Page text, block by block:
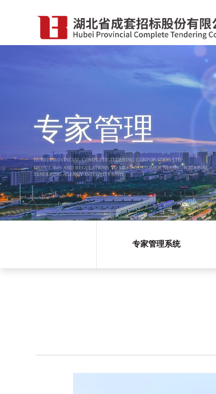
专家管理
HUBEI PROVINCIAL COMPLETE TEDERING CORPORATION LTD
MEET LAWS AND REGULATIONS TO MEET CUSTOMER NEEDS，NATIONAL
TENDERING AGENCY INTEGRITY UNIT
专家管理系统